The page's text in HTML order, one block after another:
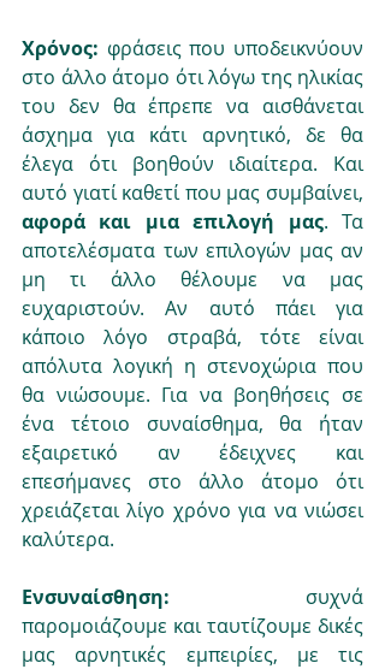
Χρόνος: φράσεις που υποδεικνύουν
στο άλλο άτομο ότι λόγω της ηλικίας
του δεν θα έπρεπε να αισθάνεται
άσχημα για κάτι αρνητικό, δε θα
έλεγα ότι βοηθούν ιδιαίτερα. Και
αφορά και μια επιλογή μας. Τα
αποτελέσματα των επιλογών μας αν
μη τι άλλο θέλουμε να μας
ευχαριστούν. Αν αυτό πάει για
κάποιο λόγο στραβά, τότε είναι
απόλυτα λογική η στενοχώρια που
θα νιώσουμε. Για να βοηθήσεις σε
ένα τέτοιο συναίσθημα, θα ήταν
εξαιρετικό αν έδειχνες και
επεσήμανες στο άλλο άτομο ότι
χρειάζεται λίγο χρόνο για να νιώσει
καλύτερα.
Ενσυναίσθηση: συχνά
παρομοιάζουμε και ταυτίζουμε δικές
μας αρνητικές εμπειρίες, με τις